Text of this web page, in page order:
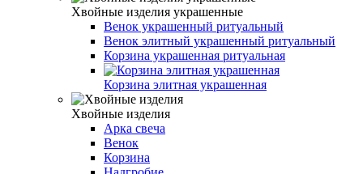
Хвойные изделия украшенные
Венок украшенный ритуальный
Венок элитный украшенный ритуальный
Корзина украшенная ритуальная
Корзина элитная украшенная
Хвойные изделия
Арка свеча
Венок
Корзина